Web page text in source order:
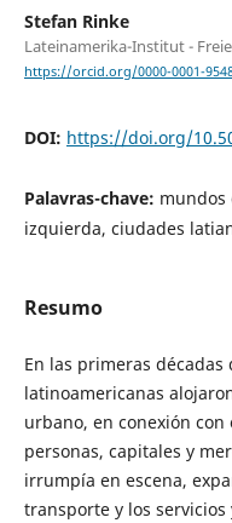
Stefan Rinke
Lateinamerika-Institut -
https://orcid.org/0000-0001-
DOI: https://doi.org/
Palavras-chave: mundos
izquierda, ciudades
Resumo
En las primeras
latinoamericanas
urbano, en conexión
personas, capitales y
irrumpía en escena,
transporte y los servicios